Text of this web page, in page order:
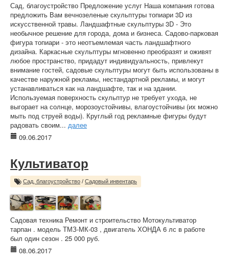
Сад, благоустройство Предложение услуг Наша компания готова
предложить Вам вечнозеленые скульптуры топиари 3D из
искусственной травы. Ландшафтные скульптуры 3D - Это
необычное решение для города, дома и бизнеса. Садово-парковая
фигура топиари - это неотъемлемая часть ландшафтного
дизайна. Каркасные скульптуры мгновенно преобразят и оживят
любое пространство, придадут индивидуальность, привлекут
внимание гостей, садовые скульптуры могут быть использованы в
качестве наружной рекламы, нестандартной рекламы, и могут
устанавливаться как на ландшафте, так и на здании.
Используемая поверхность скульптур не требует ухода, не
выгорает на солнце, морозоустойчивы, влагоустойчивы (их можно
мыть под струей воды). Круглый год рекламные фигуры будут
радовать своим... далее
09.06.2017
Культиватор
Сад, благоустройство / Садовый инвентарь
Садовая техника Ремонт и строительство Мотокультиватор
тарпан . модель ТМЗ-МК-03 , двигатель ХОНДА 6 лс в работе
был один сезон . 25 000 руб.
08.06.2017